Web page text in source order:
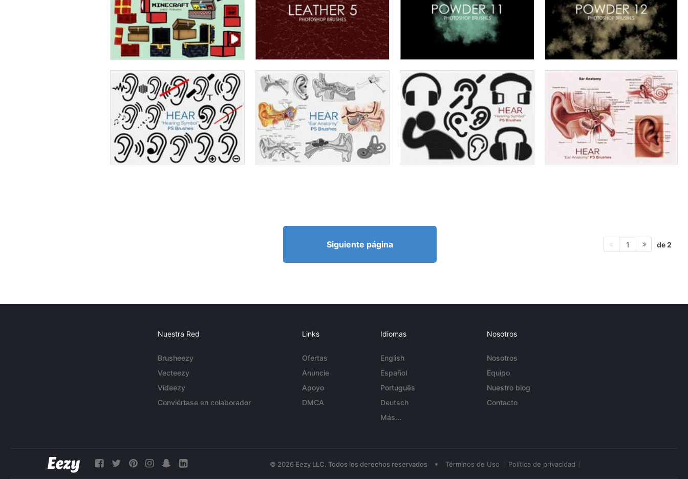
Siguiente página 1 de 2
Nuestra Red
Brusheezy
Vecteezy
Videezy
Conviértase en colaborador
Links
Ofertas
Anuncie
Apoyo
DMCA
Idiomas
English
Español
Português
Deutsch
Más...
Nosotros
Nosotros
Equipo
Nuestro blog
Contacto
© 2026 Eezy LLC. Todos los derechos reservados • Términos de Uso Política de privacidad